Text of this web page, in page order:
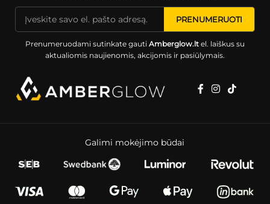
Prenumeruodami sutinkate gauti Amberglow.ltel. laiškus su
aktualiomis naujienomis, akcijomis ir pasiūlymais.
Galimi mokėjimo būdai